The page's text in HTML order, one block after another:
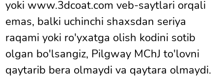
yoki www.3dcoat.com veb-saytlari orqali
emas, balki uchinchi shaxsdan seriya
raqami yoki ro'yxatga olish kodini sotib
olgan bo'lsangiz, Pilgway MChJ to'lovni
qaytarib bera olmaydi va qaytara olmaydi.